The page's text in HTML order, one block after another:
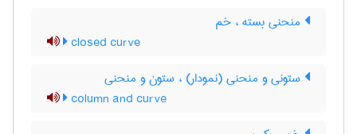
منحنی بسته ، خم
closed curve
ستونی و منحنی (نمودار) ، ستون و منحنی
column and curve